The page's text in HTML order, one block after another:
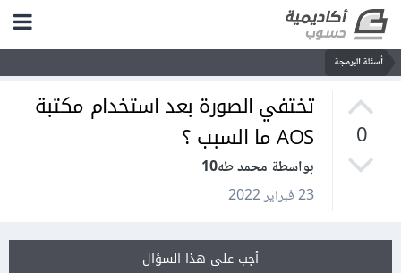
أسئلة البرمجة
0
تختفي الصورة بعد استخدام مكتبة
AOS ما السبب ؟
بواسطة محمد طه10
23 فبراير 2022
أجب على هذا السؤال